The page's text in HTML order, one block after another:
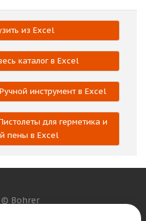
из Excel
каталог в Excel
инструмент в Excel
для герметика и
пены в Excel
© Bohrer